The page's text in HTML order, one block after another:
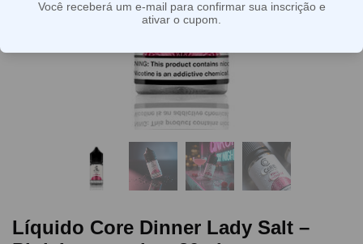
Líquido Core Dinner Lady Salt –
Você receberá um e-mail para confirmar sua inscrição e
ativar o cupom.